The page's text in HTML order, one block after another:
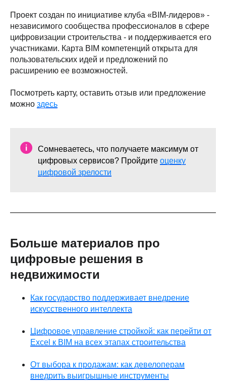
Проект создан по инициативе клуба «BIM-лидеров» -
независимого сообщества профессионалов в сфере
цифровизации строительства - и поддерживается его
участниками. Карта BIM компетенций открыта для
пользовательских идей и предложений по
расширению ее возможностей.
Посмотреть карту, оставить отзыв или предложение
можно здесь
Сомневаетесь, что получаете максимум от
цифровых сервисов? Пройдите оценку
цифровой зрелости
Больше материалов про
цифровые решения в
недвижимости
Как государство поддерживает внедрение
искусственного интеллекта
Цифровое управление стройкой: как перейти от
Excel к BIM на всех этапах строительства
От выбора к продажам: как девелоперам
внедрить выигрышные инструменты